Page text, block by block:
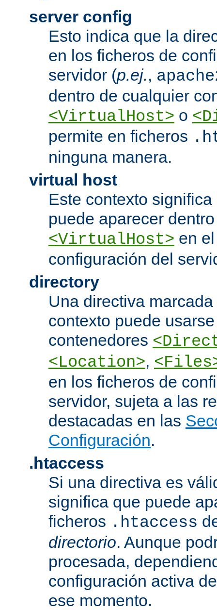
server config
Esto indica que la
en los ficheros de
servidor (p.ej.,
dentro de cualquier
<VirtualHost> o
permite en ficheros
ninguna manera.
virtual host
Este contexto
puede aparecer
<VirtualHost> en
configuración del
directory
Una directiva
contexto puede
contenedores
<Location>,
en los ficheros de
servidor, sujeta a las
destacadas en las
Configuración.
.htaccess
Si una directiva es
significa que puede
ficheros .htaccess
directorio. Aunque
procesada,
configuración activa
ese momento.